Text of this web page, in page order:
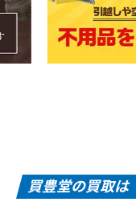
買豊堂の買取は